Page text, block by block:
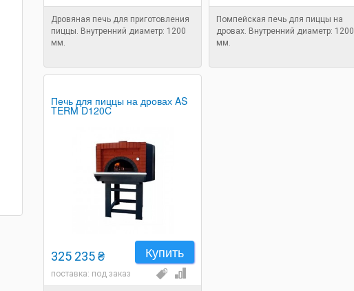
Дровяная печь для приготовления
пиццы. Внутренний диаметр: 1200
мм.
Помпейская печь для пиццы на
дровах. Внутренний диаметр: 1200
мм.
Печь для пиццы на дровах AS
TERM D120C
Купить
325 235 ₴
поставка: под заказ